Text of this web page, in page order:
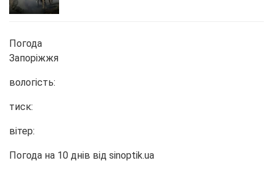
Погода
Запоріжжя
вологість:
тиск:
вітер:
Погода на 10 днів від sinoptik.ua